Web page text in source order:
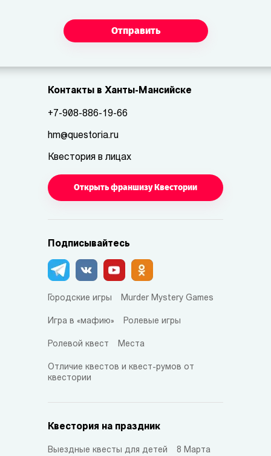
Отправить
Контакты в Ханты-Мансийске
+7-908-886-19-66
hm@questoria.ru
Квестория в лицах
Открыть франшизу Квестории
Подписывайтесь
Городские игры Murder Mystery Games
Игра в «мафию» Ролевые игры
Ролевой квест Места
Отличие квестов и квест-румов от
квестории
Квестория на праздник
Выездные квесты для детей 8 Марта